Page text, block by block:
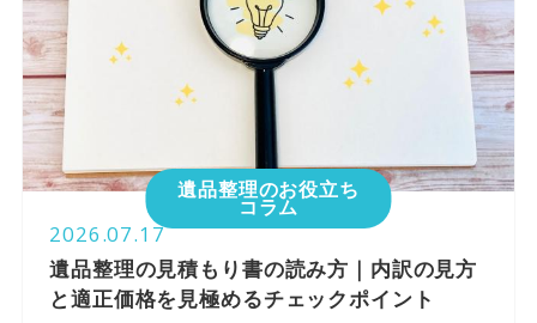
遺品整理のお役立ち
コラム
2026.07.17
遺品整理の見積もり書の読み方｜内訳の見方
と適正価格を見極めるチェックポイント